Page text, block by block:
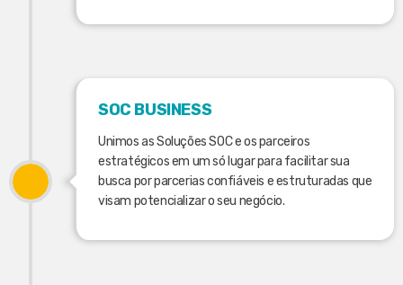
SOC BUSINESS
Unimos as Soluções SOC e os parceiros
estratégicos em um só lugar para facilitar sua
busca por parcerias confiáveis e estruturadas que
visam potencializar o seu negócio.